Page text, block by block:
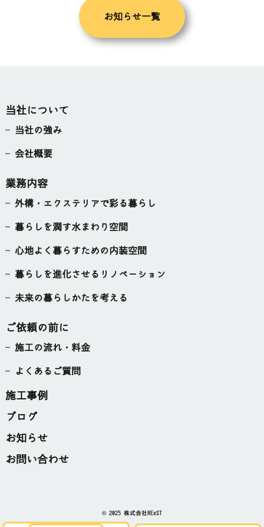
お知らせ一覧
当社について
当社の強み
会社概要
業務内容
外構・エクステリアで彩る暮らし
暮らしを潤す水まわり空間
心地よく暮らすための内装空間
暮らしを進化させるリノベーション
未来の暮らしかたを考える
ご依頼の前に
施工の流れ・料金
よくあるご質問
施工事例
ブログ
お知らせ
お問い合わせ
© 2025 株式会社RExST